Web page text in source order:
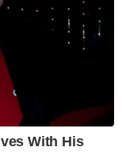
With His